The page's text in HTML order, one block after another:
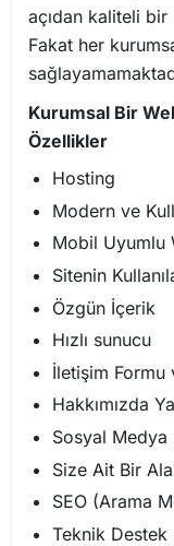
açıdan kaliteli bir
Fakat her
Kurumsal Bir
Özellikler
Hosting
Modern ve
Mobil Uyumlu
Sitenin
Özgün İçerik
Hızlı sunucu
İletişim Formu
Hakkımızda
Sosyal Medya
Size Ait Bir
SEO (Arama
Teknik Destek